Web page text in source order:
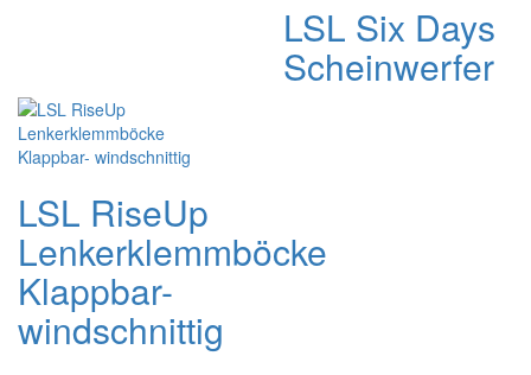
LSL Six Days
Scheinwerfer
LSL RiseUp
Lenkerklemmböcke
Klappbar-
windschnittig